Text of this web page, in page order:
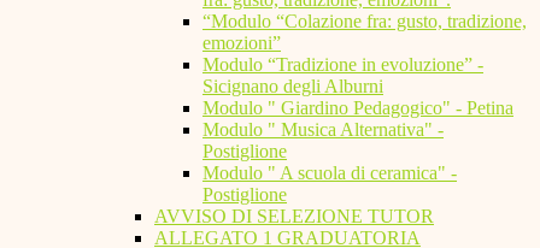
“Modulo “Colazione fra: gusto, tradizione,
emozioni”
Modulo “Tradizione in evoluzione” -
Sicignano degli Alburni
Modulo " Giardino Pedagogico" - Petina
Modulo " Musica Alternativa" -
Postiglione
Modulo " A scuola di ceramica" -
Postiglione
AVVISO DI SELEZIONE TUTOR
ALLEGATO 1 GRADUATORIA